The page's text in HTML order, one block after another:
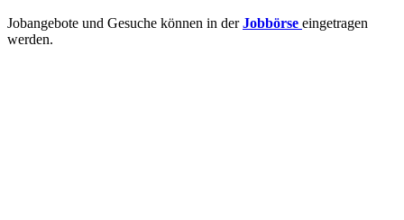
Jobangebote und Gesuche können in derJobbörse eingetragen
werden.